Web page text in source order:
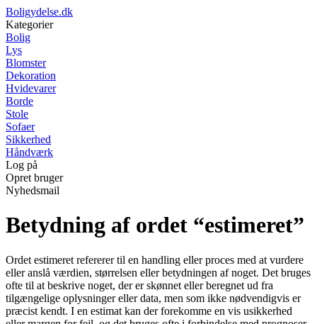
Boligydelse.dk
Kategorier
Bolig
Lys
Blomster
Dekoration
Hvidevarer
Borde
Stole
Sofaer
Sikkerhed
Håndværk
Log på
Opret bruger
Nyhedsmail
Betydning af ordet “estimeret”
Ordet estimeret refererer til en handling eller proces med at vurdere
eller anslå værdien, størrelsen eller betydningen af noget. Det bruges
ofte til at beskrive noget, der er skønnet eller beregnet ud fra
tilgængelige oplysninger eller data, men som ikke nødvendigvis er
præcist kendt. I en estimat kan der forekomme en vis usikkerhed